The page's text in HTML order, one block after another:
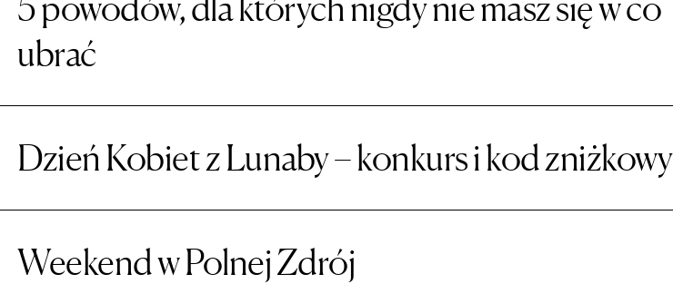
ubrać
Dzień Kobiet z Lunaby – konkurs i kod zniżkowy
Weekend w Polnej Zdrój